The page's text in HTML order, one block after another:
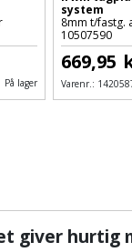
På lager
system
8mm t/fastg.
10507590
669,95
Varenr.:
giver hurtig